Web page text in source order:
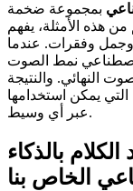
بمجموعة ضخمة
هذه الأمثلة، يفهم
وجمل وفقرات. عندما
نمط الصوت
النهائي. والنتيجة
يمكن استخدامها
عبر أي وسيط.
بالذكاء
الخاص بنا